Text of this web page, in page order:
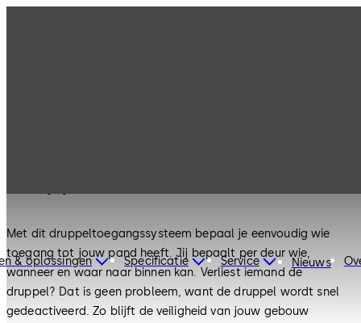
& oplossingen Specificatie Service Nieuws
Met dit druppeltoegangssysteem bepaal je eenvoudig wie
toegang tot jouw pand heeft. Jij bepaalt per deur wie,
wanneer en waar naar binnen kan. Verliest iemand de
druppel? Dat is geen probleem, want de druppel wordt snel
gedeactiveerd. Zo blijft de veiligheid van jouw gebouw